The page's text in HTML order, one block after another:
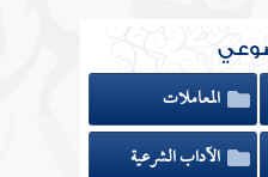
المعاملات
الآداب الشرعية